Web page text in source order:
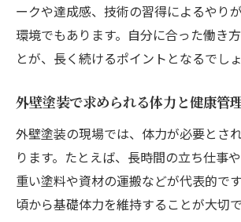
ークや達成感、技術の習得によるやり
環境でもあります。自分に合った働き
とが、長く続けるポイントとなるでしょ
外壁塗装で求められる体力と健康管
外壁塗装の現場では、体力が必要とさ
ります。たとえば、長時間の立ち仕事
重い塗料や資材の運搬などが代表的で
頃から基礎体力を維持することが大切で